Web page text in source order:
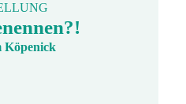
Köpenick